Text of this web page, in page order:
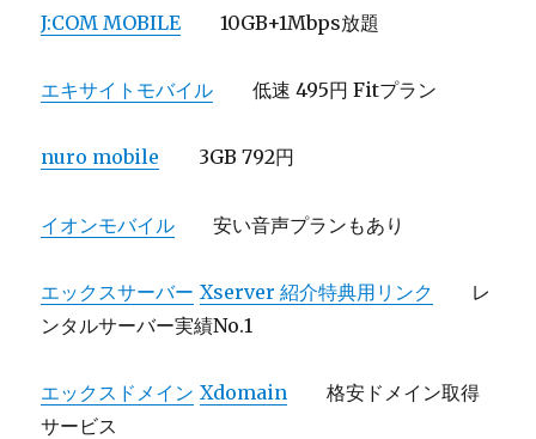
J:COM MOBILE 10GB+1Mbps放題
エキサイトモバイル 低速 495円 Fitプラン
nuro mobile 3GB 792円
イオンモバイル 安い音声プランもあり
エックスサーバー Xserver 紹介特典用リンク
レ
ンタルサーバー実績No.1
エックスドメイン Xdomain
格安ドメイン取得
サービス